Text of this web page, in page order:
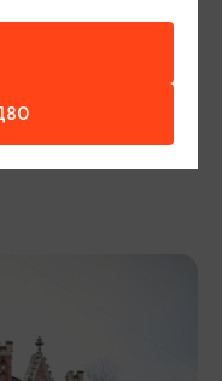
и по сей день
сейчас
для